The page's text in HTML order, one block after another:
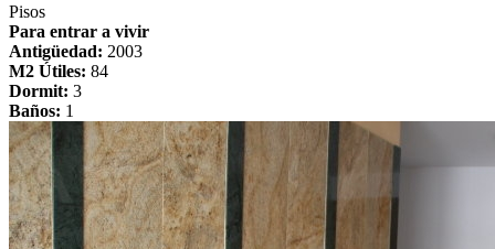
Pisos
Para entrar a vivir
Antigüedad: 2003
M2 Útiles: 84
Dormit: 3
Baños: 1